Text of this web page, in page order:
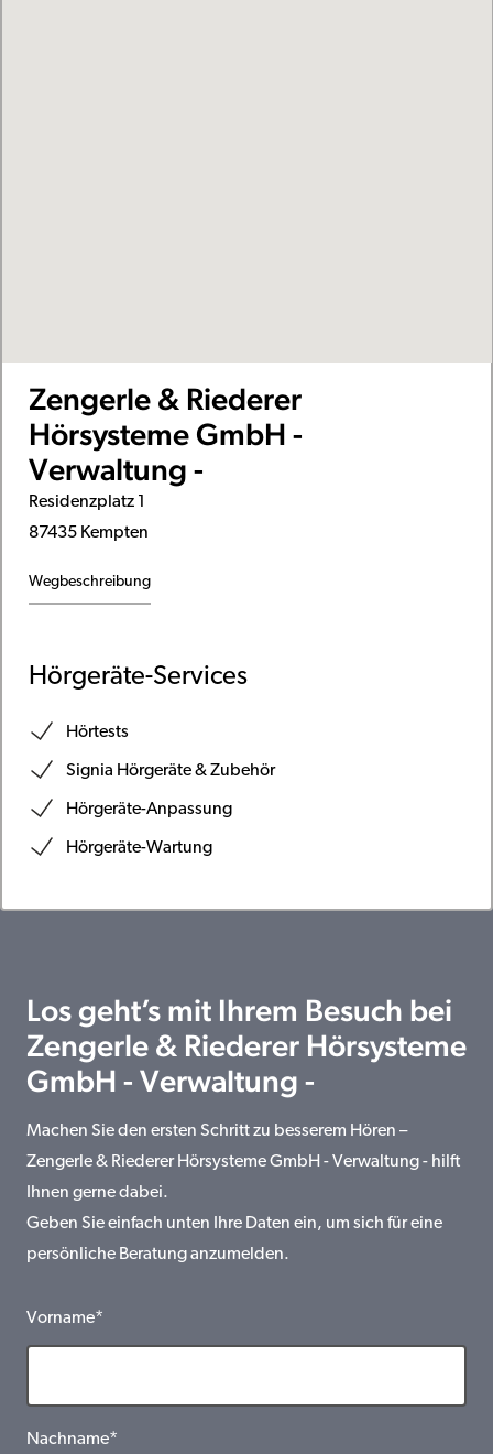
Zengerle & Riederer
Hörsysteme GmbH -
Verwaltung -
Residenzplatz 1
87435 Kempten
Wegbeschreibung
Hörgeräte-Services
Hörtests
Signia Hörgeräte & Zubehör
Hörgeräte-Anpassung
Hörgeräte-Wartung
Los geht’s mit Ihrem Besuch bei
Zengerle & Riederer Hörsysteme
GmbH - Verwaltung -
Machen Sie den ersten Schritt zu besserem Hören –
Zengerle & Riederer Hörsysteme GmbH - Verwaltung - hilft
Ihnen gerne dabei.
Geben Sie einfach unten Ihre Daten ein, um sich für eine
persönliche Beratung anzumelden.
Vorname*
Nachname*